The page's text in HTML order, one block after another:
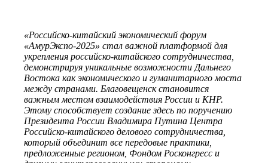
«Российско-китайский экономический форум
«АмурЭкспо-2025» стал важной платформой для
укрепления российско-китайского сотрудничества,
демонстрируя уникальные возможности Дальнего
Востока как экономического и гуманитарного моста
между странами. Благовещенск становится
важным местом взаимодействия России и КНР.
Этому способствует создание здесь по поручению
Президента России Владимира Путина Центра
Российско-китайского делового сотрудничества,
который объединит все передовые практики,
предложенные регионом, Фондом Росконгресс и